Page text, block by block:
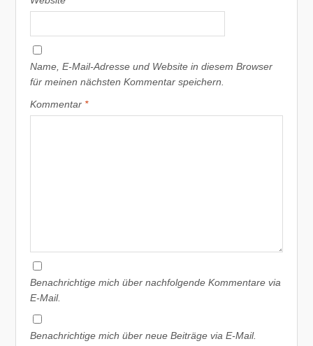
Name, E-Mail-Adresse und Website in diesem Browser
für meinen nächsten Kommentar speichern.
Kommentar *
Benachrichtige mich über nachfolgende Kommentare via
E-Mail.
Benachrichtige mich über neue Beiträge via E-Mail.